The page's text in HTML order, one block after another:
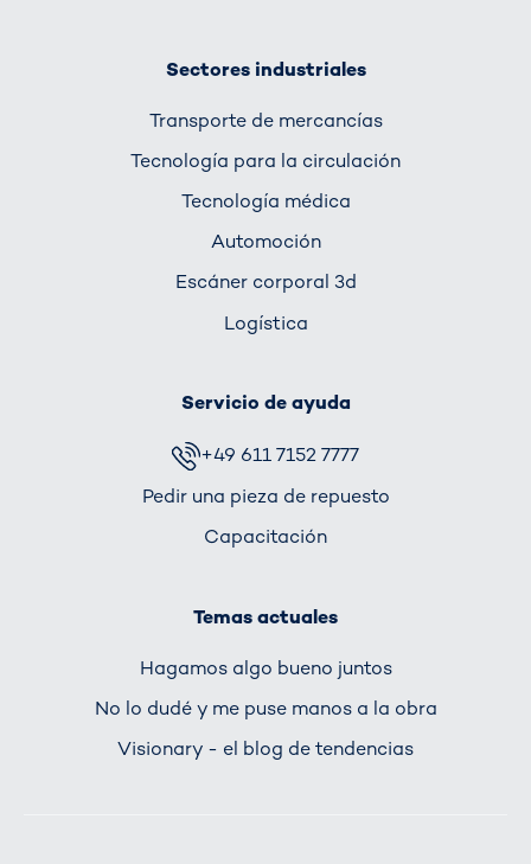
Sectores industriales
Transporte de mercancías
Tecnología para la circulación
Tecnología médica
Automoción
Escáner corporal 3d
Logística
Servicio de ayuda
+49 611 7152 7777
Pedir una pieza de repuesto
Capacitación
Temas actuales
Hagamos algo bueno juntos
No lo dudé y me puse manos a la obra
Visionary - el blog de tendencias